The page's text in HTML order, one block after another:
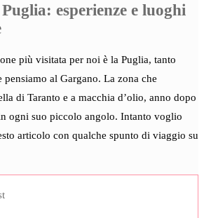
esperienze e luoghi
più visitata per noi è la Puglia, tanto
al Gargano. La zona che
di Taranto e a macchia d’olio, anno dopo
ogni suo piccolo angolo. Intanto voglio
articolo con qualche spunto di viaggio su